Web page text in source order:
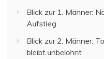
Blick zur 1. Männer:
Aufstieg
Blick zur 2. Männer:
bleibt unbelohnt